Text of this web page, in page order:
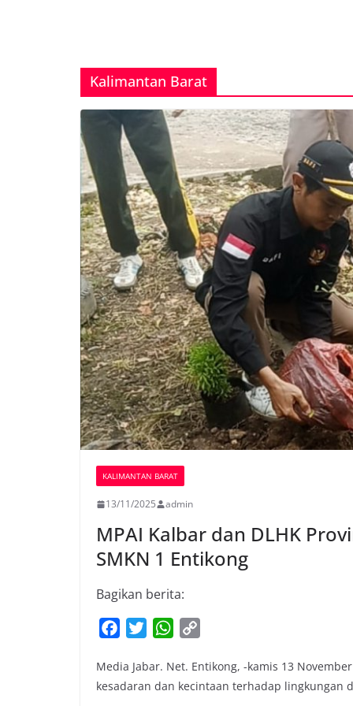
Kalimantan Barat
KALIMANTAN BARAT
13/11/2025 admin
MPAI Kalbar dan DLHK
SMKN 1 Entikong
Bagikan berita:
c
e
i
t
W
a
t
p
y
Media Jabar. Net. Entikong, -kamis 13
kesadaran dan kecintaan terhadap lingkungan